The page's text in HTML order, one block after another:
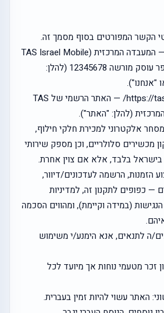
הקשר המפורטים בסוף מסמך זה.
העסק TAS Israel — המעבדה המרכזית (TAS Israel Mobile
Parts & Lab), מספר עוסק מורשה 12345678 (להלן:
"אנחנו").
האתר https://tas-israel.co.il/ — האתר הרשמי של TAS
אלקטרוני למכירת חלקי חילוף,
מכשירים סלולריים, וכן מספק שירותי
בישראל בלבד, אלא אם צוין אחרת.
הזמנות, הרשמה לעדכונים/דיוור,
— כפופים לתקנון זה, למדיניות
(במידה וקיימת), ומהווים הסכמה
ה לתנאים, אנא הימנע/י משימוש
זכר מטעמי נוחות אך מיועד לכל
האתר עשוי להיות זמין בעברית.